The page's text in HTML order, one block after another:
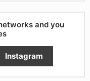
and you
Instagram